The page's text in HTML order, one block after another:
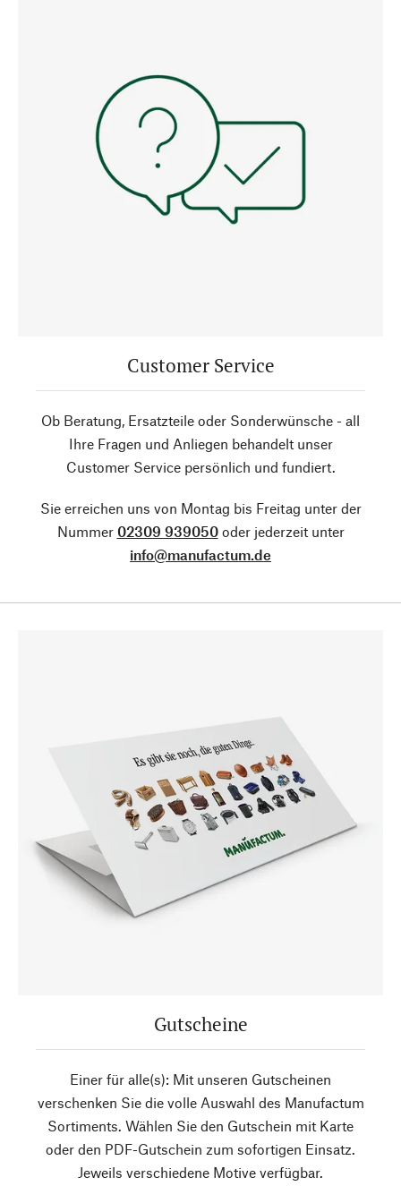
Customer Service
Ob Beratung, Ersatzteile oder Sonderwünsche - all
Ihre Fragen und Anliegen behandelt unser
Customer Service persönlich und fundiert.
Sie erreichen uns von Montag bis Freitag unter der
Nummer 02309 939050oder jederzeit unter
info@manufactum.de
Gutscheine
Einer für alle(s): Mit unseren Gutscheinen
verschenken Sie die volle Auswahl des Manufactum
Sortiments. Wählen Sie den Gutschein mit Karte
oder den PDF-Gutschein zum sofortigen Einsatz.
Jeweils verschiedene Motive verfügbar.